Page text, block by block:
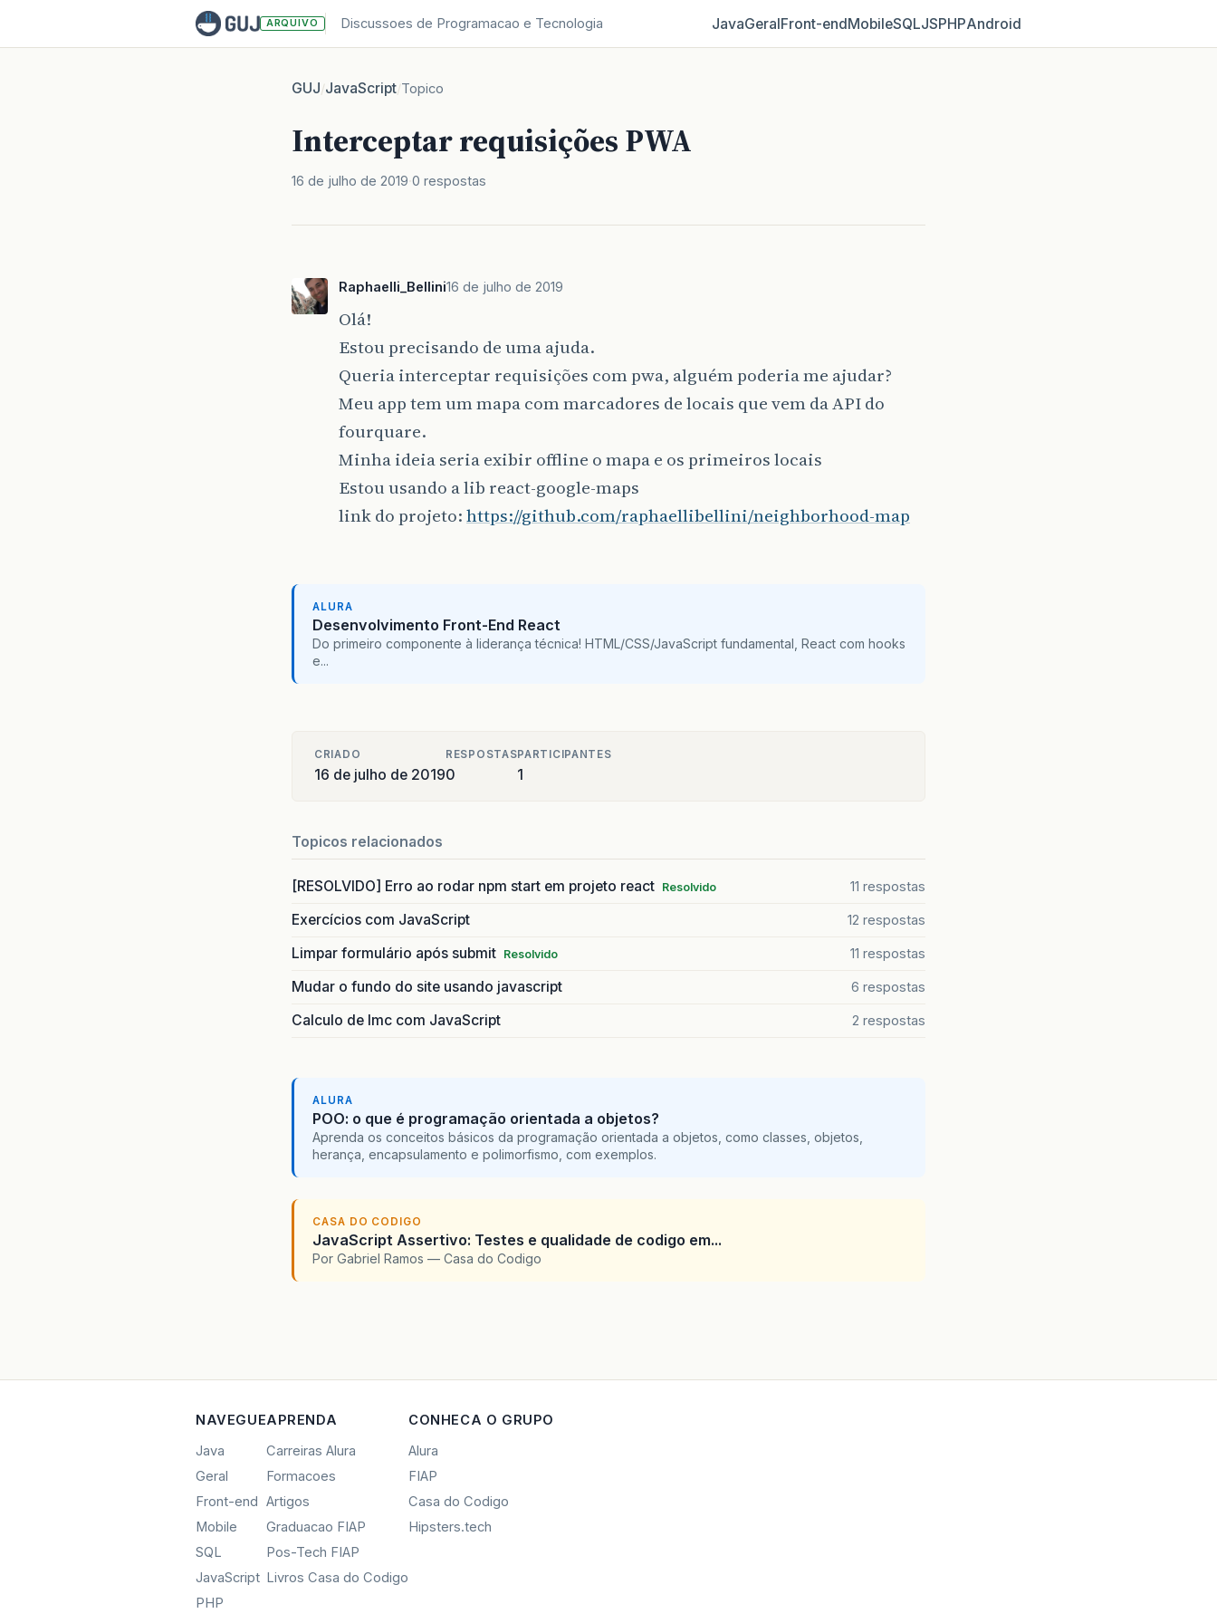
ARQUIVO Discussoes de Programacao e Tecnologia JavaGeralFront‑endMobileSQLJSPHPAndroid
GUJ/JavaScript/Topico
Interceptar requisições PWA
16 de julho de 2019 0 respostas
Raphaelli_Bellini16 de julho de 2019
Olá!
Estou precisando de uma ajuda.
Queria interceptar requisições com pwa, alguém poderia me ajudar?
Meu app tem um mapa com marcadores de locais que vem da API do
fourquare.
Minha ideia seria exibir offline o mapa e os primeiros locais
Estou usando a lib react-google-maps
link do projeto:https://github.com/raphaellibellini/neighborhood-map
ALURA
Desenvolvimento Front-End React
Do primeiro componente à liderança técnica! HTML/CSS/JavaScript fundamental, React com hooks
e...
CRIADO
16 de julho de 2019
RESPOSTAS
0
PARTICIPANTES
1
Topicos relacionados
[RESOLVIDO] Erro ao rodar npm start em projeto react Resolvido 11 respostas
Exercícios com JavaScript 12 respostas
Limpar formulário após submit Resolvido 11 respostas
Mudar o fundo do site usando javascript 6 respostas
Calculo de Imc com JavaScript 2 respostas
ALURA
POO: o que é programação orientada a objetos?
Aprenda os conceitos básicos da programação orientada a objetos, como classes, objetos,
herança, encapsulamento e polimorfismo, com exemplos.
CASA DO CODIGO
JavaScript Assertivo: Testes e qualidade de codigo em...
Por Gabriel Ramos — Casa do Codigo
NAVEGUE
Java
Geral
Front-end
Mobile
SQL
JavaScript
PHP
APRENDA
Carreiras Alura
Formacoes
Artigos
Graduacao FIAP
Pos-Tech FIAP
Livros Casa do Codigo
CONHECA O GRUPO
Alura
FIAP
Casa do Codigo
Hipsters.tech